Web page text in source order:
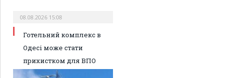
08.08.2026 15:08
Готельний комплекс в
Одесі може стати
прихистком для ВПО